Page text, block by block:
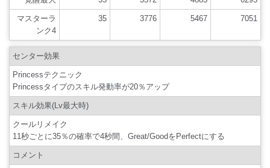
マスターラ
ンク4
35 3776 5467 7051
センター効果
Princessテクニック
Princessタイプのスキル発動率が20％アップ
スキル効果(Lv最大時)
クールリメイク
11秒ごとに35％の確率で4秒間、Great/GoodをPerfectにする
コメント